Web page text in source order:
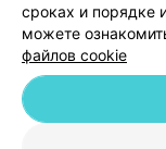
© 2026 ООО «Артокс
сроках и порядке
можете
файлов cookie